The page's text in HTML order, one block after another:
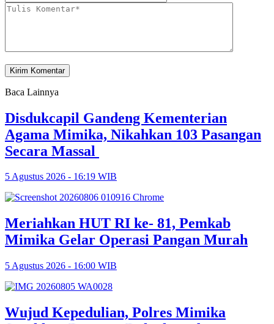
Baca Lainnya
Disdukcapil Gandeng Kementerian
Agama Mimika, Nikahkan 103 Pasangan
Secara Massal
5 Agustus 2026 - 16:19 WIB
Meriahkan HUT RI ke- 81, Pemkab
Mimika Gelar Operasi Pangan Murah
5 Agustus 2026 - 16:00 WIB
Wujud Kepedulian, Polres Mimika